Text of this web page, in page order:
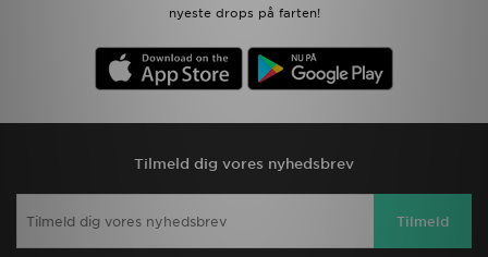
nyeste drops på farten!
Tilmeld dig vores nyhedsbrev
Tilmeld